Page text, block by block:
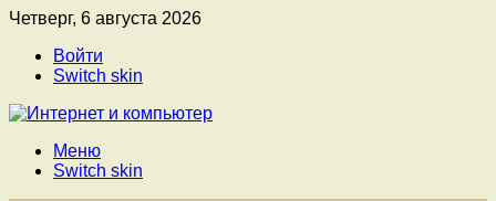
Четверг, 6 августа 2026
Войти
Switch skin
Меню
Switch skin